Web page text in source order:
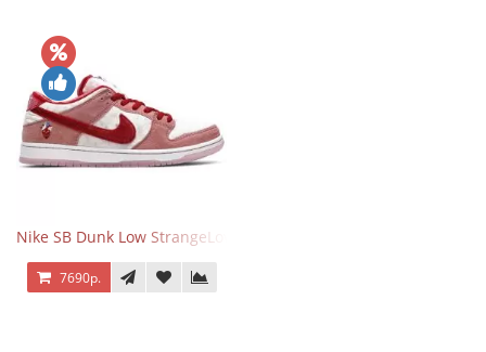
Nike SB Dunk Low StrangeLove Valentine's Day
7690р.